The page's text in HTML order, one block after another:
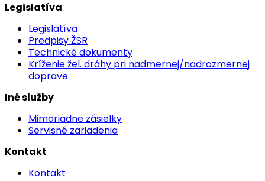
Legislatíva
Legislatíva
Predpisy ŽSR
Technické dokumenty
Kríženie žel. dráhy pri nadmernej/nadrozmernej
doprave
Iné služby
Mimoriadne zásielky
Servisné zariadenia
Kontakt
Kontakt